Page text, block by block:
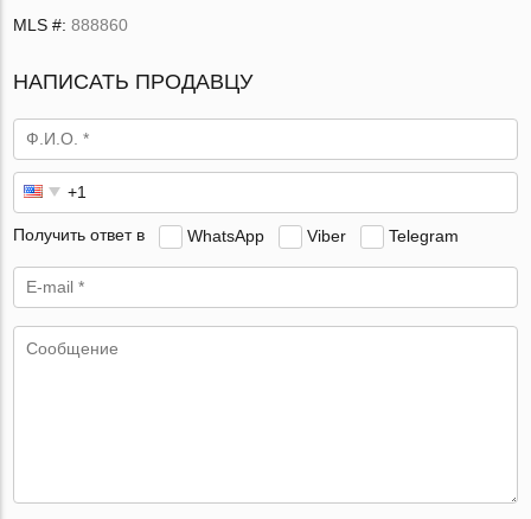
MLS #:888860
НАПИСАТЬ ПРОДАВЦУ
Получить ответ в WhatsApp Viber Telegram